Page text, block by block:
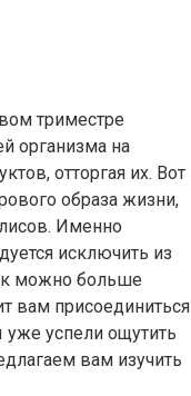
триместре
организма на
отторгая их. Вот
образа жизни,
Именно
исключить из
можно больше
вам присоединиться
успели ощутить
вам изучить